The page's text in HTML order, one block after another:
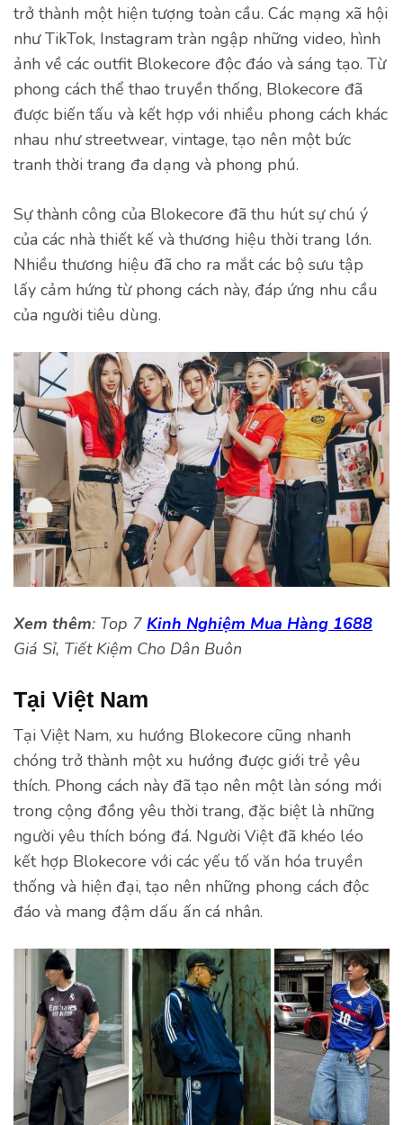
trở thành một hiện tượng toàn cầu. Các mạng xã hội
như TikTok, Instagram tràn ngập những video, hình
ảnh về các outfit Blokecore độc đáo và sáng tạo. Từ
phong cách thể thao truyền thống, Blokecore đã
được biến tấu và kết hợp với nhiều phong cách khác
nhau như streetwear, vintage, tạo nên một bức
tranh thời trang đa dạng và phong phú.
Sự thành công của Blokecore đã thu hút sự chú ý
của các nhà thiết kế và thương hiệu thời trang lớn.
Nhiều thương hiệu đã cho ra mắt các bộ sưu tập
lấy cảm hứng từ phong cách này, đáp ứng nhu cầu
của người tiêu dùng.
Xem thêm: Top 7 Kinh Nghiệm Mua Hàng 1688
Giá Sỉ, Tiết Kiệm Cho Dân Buôn
Tại Việt Nam
Tại Việt Nam, xu hướng Blokecore cũng nhanh
chóng trở thành một xu hướng được giới trẻ yêu
thích. Phong cách này đã tạo nên một làn sóng mới
trong cộng đồng yêu thời trang, đặc biệt là những
người yêu thích bóng đá. Người Việt đã khéo léo
kết hợp Blokecore với các yếu tố văn hóa truyền
thống và hiện đại, tạo nên những phong cách độc
đáo và mang đậm dấu ấn cá nhân.